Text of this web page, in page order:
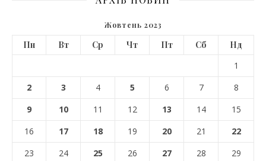
Жовтень 2023
Пн Вт Ср Чт Пт Сб
Нд
1
2
3 4 5 6 7
8
9
10 11 12 13 14
15
16
17 18 19 20 21
22
23
24 25 26 27 28
29